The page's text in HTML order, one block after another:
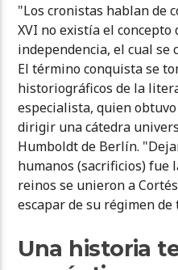
"Los cronistas hablan de
XVI no existía el concepto
independencia, el cual se
El término conquista se
historiográficos de la
especialista, quien
dirigir una cátedra
Humboldt de Berlín.
humanos (sacrificios) fue
reinos se unieron a
escapar de su régimen
Una historia